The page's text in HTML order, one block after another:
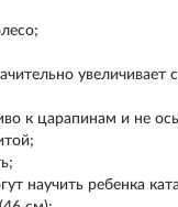
к царапинам и не
научить ребенка